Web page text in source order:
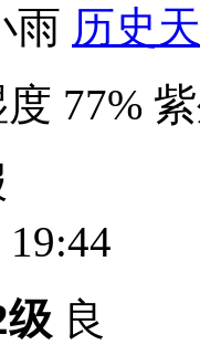
雨 历史
77%
19:44
级 良